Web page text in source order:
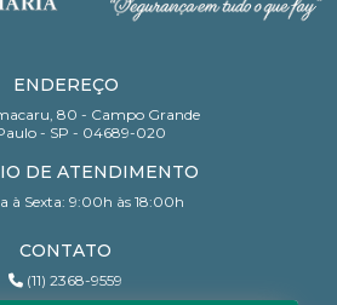
ENDEREÇO
80 - Campo Grande
- SP - 04689-020
DE ATENDIMENTO
à Sexta: 9:00h às 18:00h
CONTATO
(11) 2368-9559